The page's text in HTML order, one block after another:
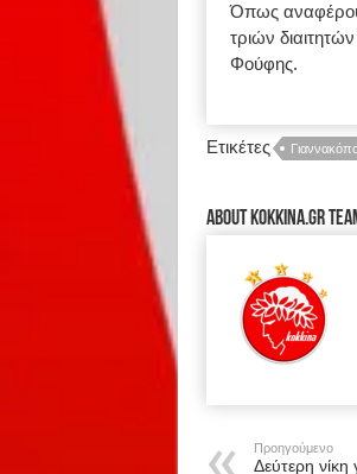
Όπως
τριών
Φούφης.
Ετικέτες
About kokkina.gr
Προηγούμενο
Δεύτερη νίκη